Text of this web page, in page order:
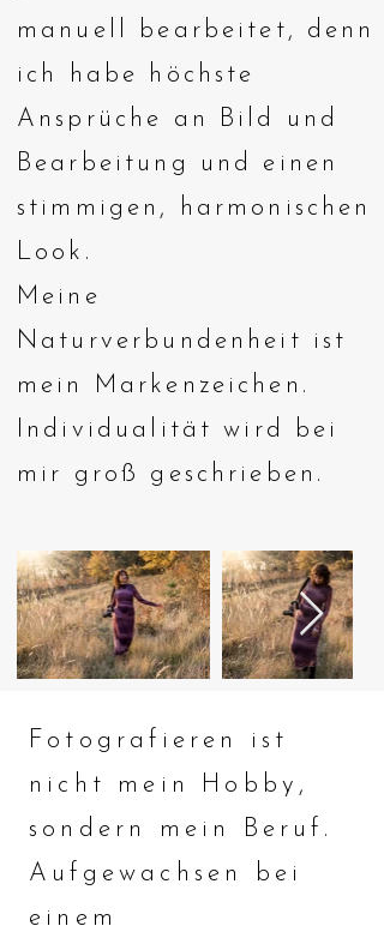
manuell bearbeitet, denn
ich habe höchste
Ansprüche an Bild und
Bearbeitung und einen
stimmigen, harmonischen
Look.
Meine
Naturverbundenheit ist
mein Markenzeichen.
Individualität wird bei
mir groß geschrieben.
Fotografieren ist
nicht mein Hobby,
sondern mein Beruf.
Aufgewachsen bei
einem